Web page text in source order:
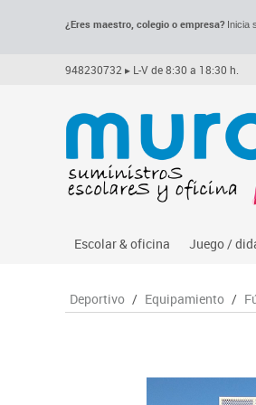
¿Eres maestro, colegio o empresa?Inicia
948230732 ▸ L-V de 8:30 a 18:30 h.
Escolar & oficina
Archivo
Juego /
Deportivo / Equipamiento /